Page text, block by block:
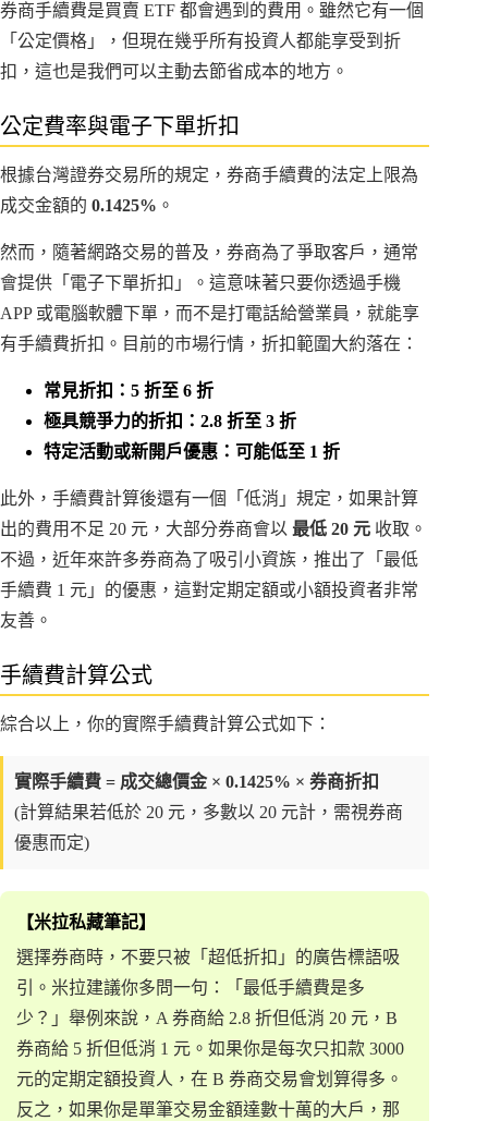
券商手續費是買賣 ETF 都會遇到的費用。雖然它有一個
「公定價格」，但現在幾乎所有投資人都能享受到折
扣，這也是我們可以主動去節省成本的地方。
公定費率與電子下單折扣
根據台灣證券交易所的規定，券商手續費的法定上限為
成交金額的 0.1425% 。
然而，隨著網路交易的普及，券商為了爭取客戶，通常
會提供「電子下單折扣」。這意味著只要你透過手機
APP 或電腦軟體下單，而不是打電話給營業員，就能享
有手續費折扣。目前的市場行情，折扣範圍大約落在：
常見折扣：5 折至 6 折
極具競爭力的折扣：2.8 折至 3 折
特定活動或新開戶優惠：可能低至 1 折
此外，手續費計算後還有一個「低消」規定，如果計算
出的費用不足 20 元，大部分券商會以 最低 20 元 收取。
不過，近年來許多券商為了吸引小資族，推出了「最低
手續費 1 元」的優惠，這對定期定額或小額投資者非常
友善。
手續費計算公式
綜合以上，你的實際手續費計算公式如下：
實際手續費 = 成交總價金 × 0.1425% × 券商折扣
(計算結果若低於 20 元，多數以 20 元計，需視券商
優惠而定)
【米拉私藏筆記】
選擇券商時，不要只被「超低折扣」的廣告標語吸
引。米拉建議你多問一句：「最低手續費是多
少？」舉例來說，A 券商給 2.8 折但低消 20 元，B
券商給 5 折但低消 1 元。如果你是每次只扣款 3000
元的定期定額投資人，在 B 券商交易會划算得多。
反之，如果你是單筆交易金額達數十萬的大戶，那